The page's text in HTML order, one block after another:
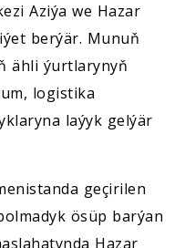
Aziýa we Hazar
berýär. Munuň
ähli ýurtlarynyň
logistika
laýyk gelýär
geçirilen
ösüp barýan
Hazar